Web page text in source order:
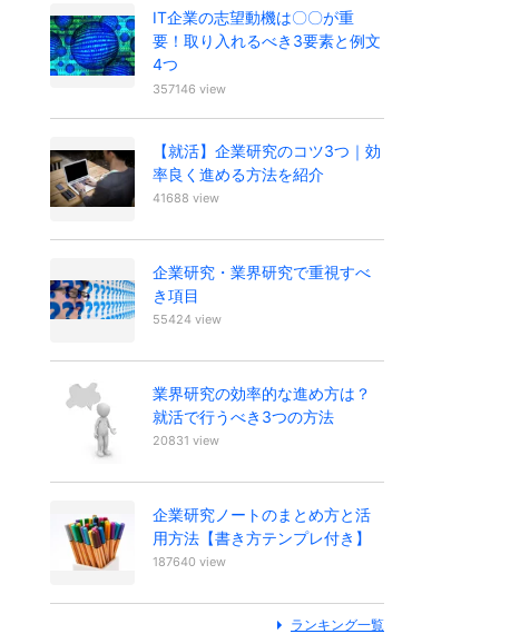
IT企業の志望動機は〇〇が重
要！取り入れるべき3要素と例文
4つ
357146 view
【就活】企業研究のコツ3つ｜効
率良く進める方法を紹介
41688 view
企業研究・業界研究で重視すべ
き項目
55424 view
業界研究の効率的な進め方は？
就活で行うべき3つの方法
20831 view
企業研究ノートのまとめ方と活
用方法【書き方テンプレ付き】
187640 view
ランキング一覧